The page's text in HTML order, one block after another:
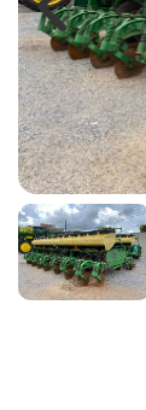
Previous